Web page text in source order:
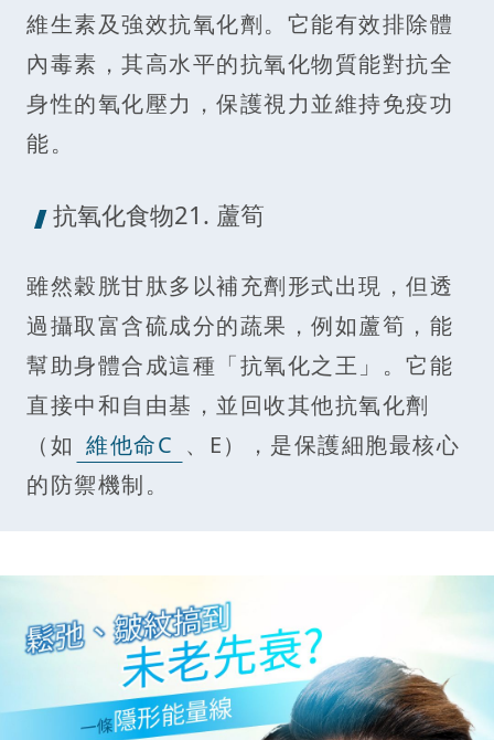
維生素及強效抗氧化劑。它能有效排除體
內毒素，其高水平的抗氧化物質能對抗全
身性的氧化壓力，保護視力並維持免疫功
能。
抗氧化食物21. 蘆筍
雖然穀胱甘肽多以補充劑形式出現，但透
過攝取富含硫成分的蔬果，例如蘆筍，能
幫助身體合成這種「抗氧化之王」。它能
直接中和自由基，並回收其他抗氧化劑
（如 維他命C 、E），是保護細胞最核心
的防禦機制。